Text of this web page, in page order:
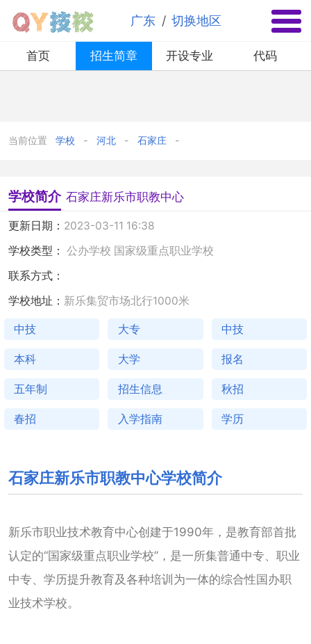
✕
广东 / 切换地区
首页 招生简章 开设专业 代码
当前位置 学校 河北 石家庄
学校简介 石家庄新乐市职教中心
更新日期： 2023-03-11 16:38
学校类型： 公办学校 国家级重点职业学校
联系方式：
学校地址： 新乐集贸市场北行1000米
中技 大专 中技
本科 大学 报名
五年制 招生信息 秋招
春招 入学指南 学历
石家庄新乐市职教中心学校简介
新乐市职业技术教育中心创建于1990年，是教育部首批
认定的“国家级重点职业学校”，是一所集普通中专、职业
中专、学历提升教育及各种培训为一体的综合性国办职
业技术学校。